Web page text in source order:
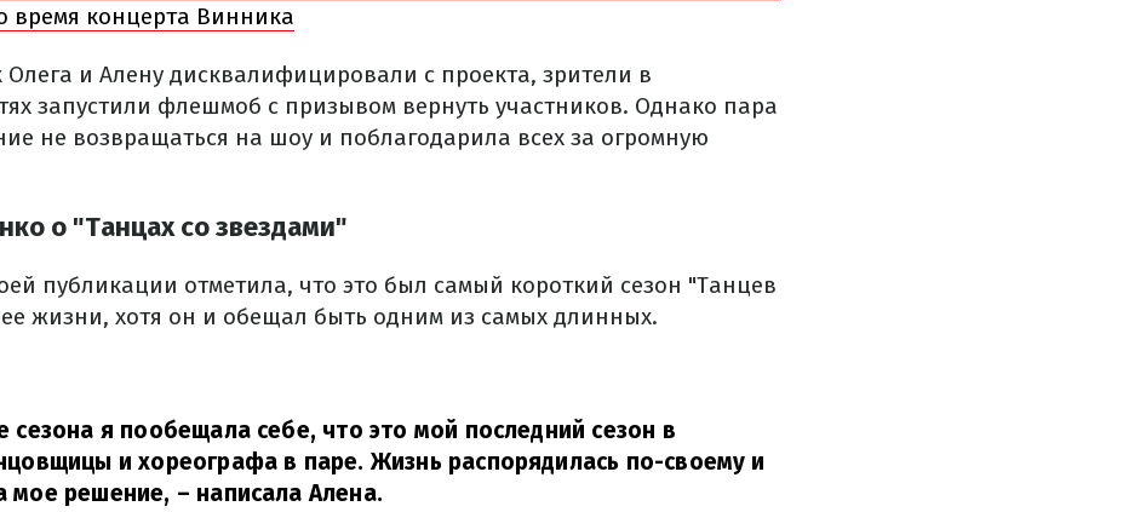
время концерта Винника
Олега и Алену дисквалифицировали с проекта, зрители в
запустили флешмоб с призывом вернуть участников. Однако пара
не возвращаться на шоу и поблагодарила всех за огромную
о "Танцах со звездами"
публикации отметила, что это был самый короткий сезон "Танцев
ее жизни, хотя он и обещал быть одним из самых длинных.
сезона я пообещала себе, что это мой последний сезон в
и хореографа в паре. Жизнь распорядилась по-своему и
мое решение, – написала Алена.